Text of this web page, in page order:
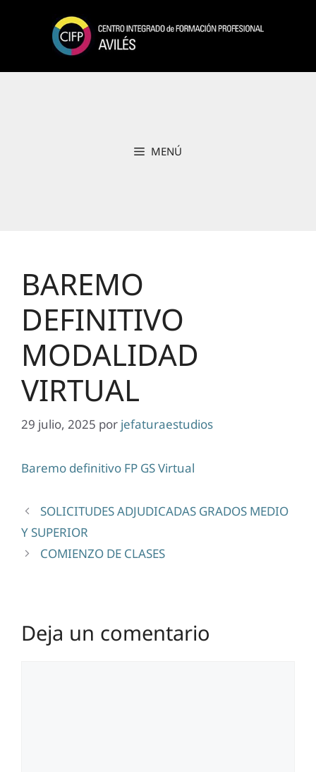
contenido
MENÚ
BAREMO
DEFINITIVO
MODALIDAD
VIRTUAL
29 julio, 2025 por jefaturaestudios
Baremo definitivo FP GS Virtual
SOLICITUDES ADJUDICADAS GRADOS MEDIO
Y SUPERIOR
COMIENZO DE CLASES
Deja un comentario